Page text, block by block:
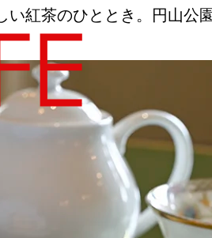
地図から探す
紅茶のひととき。円山公